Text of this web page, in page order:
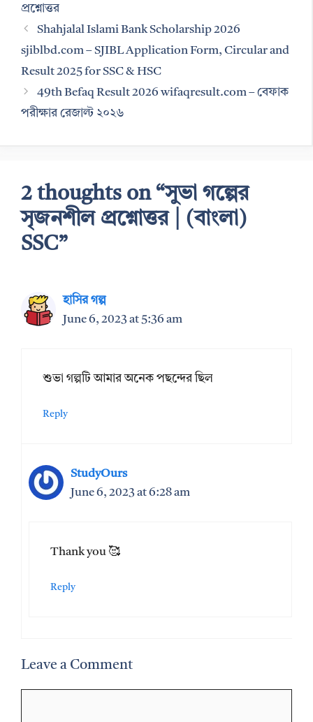
প্রশ্নোত্তর
Shahjalal Islami Bank Scholarship 2026
sjiblbd.com – SJIBL Application Form, Circular and
Result 2025 for SSC & HSC
49th Befaq Result 2026 wifaqresult.com – বেফাক
পরীক্ষার রেজাল্ট ২০২৬
2 thoughts on “সুভা গল্পের
সৃজনশীল প্রশ্নোত্তর | (বাংলা)
SSC”
হাসির গল্প
June 6, 2023 at 5:36 am
শুভা গল্পটি আমার অনেক পছন্দের ছিল
Reply
StudyOurs
June 6, 2023 at 6:28 am
Thank you 🥰
Reply
Leave a Comment